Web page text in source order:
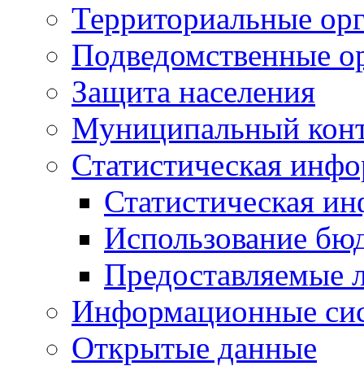
Территориальные
Подведомственные
Защита населения
Муниципальный
Статистическая
Статистическая
Использование
Предоставляемые
Информационные
Открытые данные